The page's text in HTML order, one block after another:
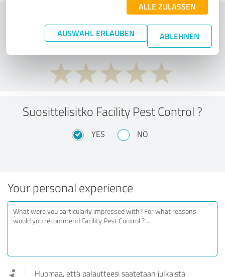
ALLE ZULASSEN
AUSWAHL ERLAUBEN ABLEHNEN
What do you think of the price to
performance ratio?
Suosittelisitko Facility Pest Control ?
YES NO
Your personal experience
Huomaa, että palautteesi saatetaan julkaista